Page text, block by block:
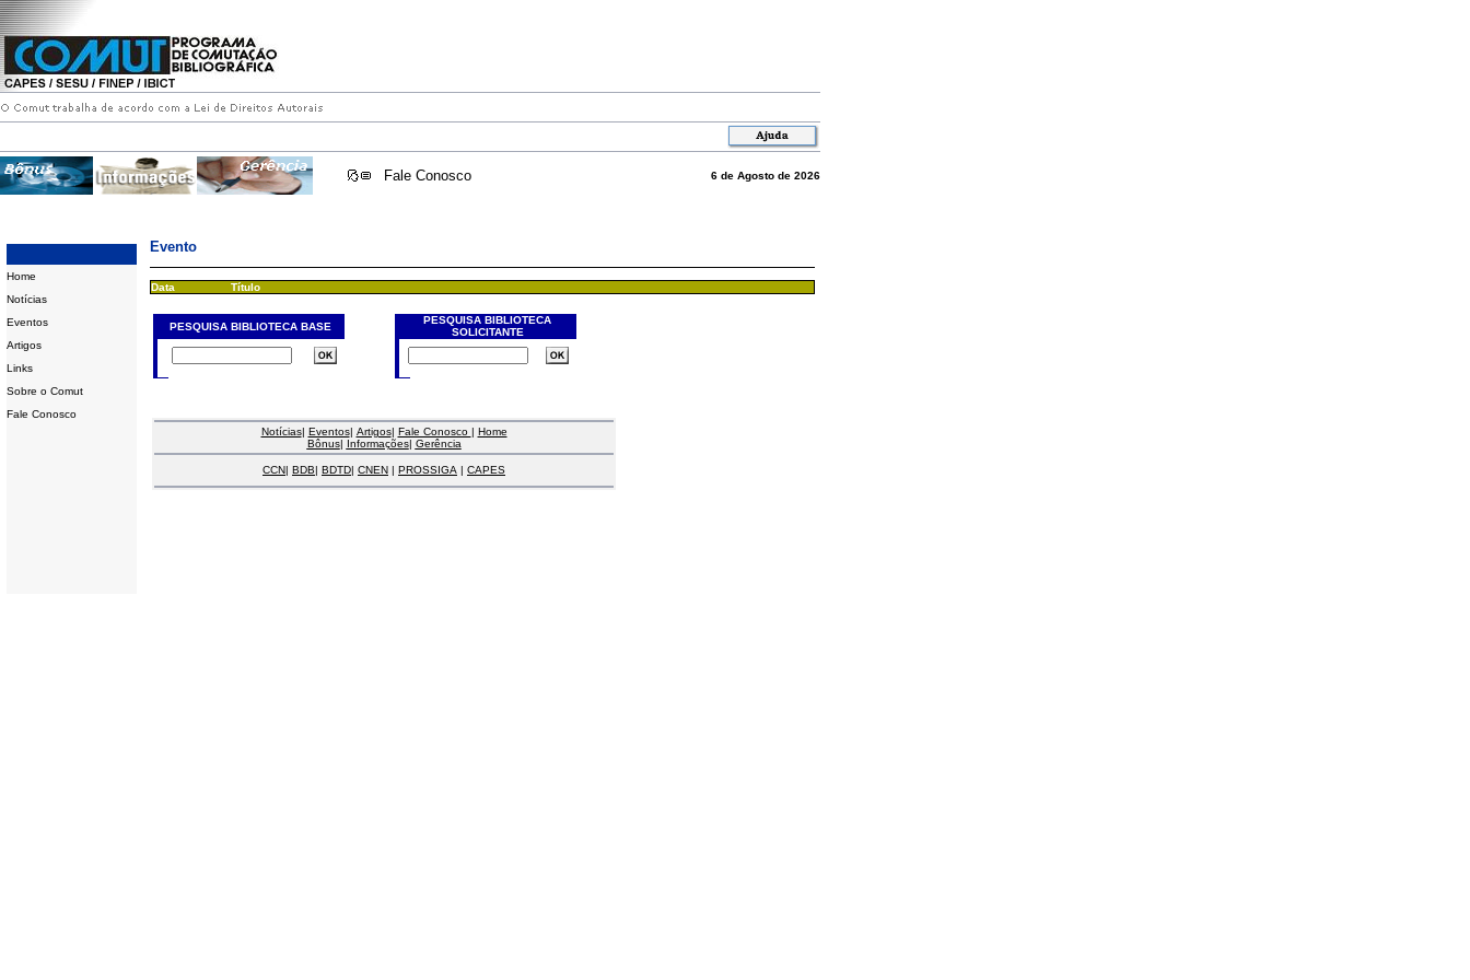
Fale Conosco 6 de Agosto de 2026
Home
Notícias
Eventos
Artigos
Links
Sobre o Comut
Fale Conosco
Evento
Data Título
PESQUISA BIBLIOTECA BASE
PESQUISA BIBLIOTECA
SOLICITANTE
Notícias| Eventos| Artigos| Fale Conosco | Home
Bônus| Informações| Gerência
CCN| BDB| BDTD| CNEN | PROSSIGA | CAPES